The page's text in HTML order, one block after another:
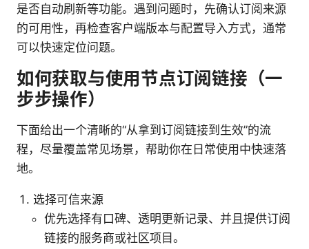
是否自动刷新等功能。遇到问题时，先确认订阅来源
的可用性，再检查客户端版本与配置导入方式，通常
可以快速定位问题。
如何获取与使用节点订阅链接（一
步步操作）
下面给出一个清晰的“从拿到订阅链接到生效”的流
程，尽量覆盖常见场景，帮助你在日常使用中快速落
地。
选择可信来源
优先选择有口碑、透明更新记录、并且提供订阅
链接的服务商或社区项目。